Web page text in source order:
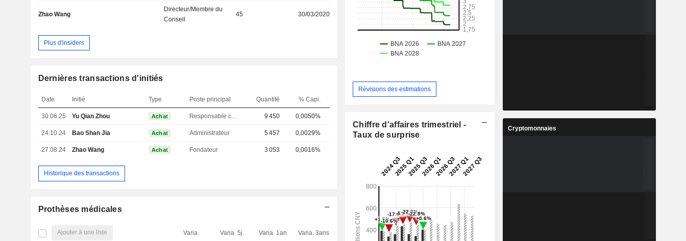
Zhao Wang
Directeur/Membre du
Conseil
45 30/03/2020
Plus d'insiders
Dernières transactions d'initiés
Date Initié Type Poste principal Quantité % Capi.
30.06.25 Yu Qian Zhou Achat Responsable communication publique 9 450 0,0050%
24.10.24 Bao Shan Jia Achat Administrateur 5 457 0,0029%
27.08.24 Zhao Wang Achat Fondateur 3 053 0,0016%
Historique des transactions
Prothèses médicales
Ajouter à une liste Varia. Varia. 5j. Varia. 1an Varia. 3ans Capi.($)
Révisions des estimations
Chiffre d'affaires trimestriel -
Taux de surprise
Cryptomonnaies